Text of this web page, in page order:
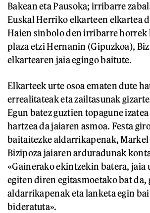
Bakean eta Pausoka; irribarre
Euskal Herriko elkarteen elkartea
Haien sinbolo den irribarre horrek
plaza etzi Hernanin (Gipuzkoa),
elkartearen jaia egingo baitute.
Elkarteek urte osoa ematen dute
errealitateak eta zailtasunak
Egun batez guztien topagune
hartzea da jaiaren asmoa. Festa
baitaitezke aldarrikapenak, Markel
Bizipoza jaiaren arduradunak
«Gainerako ekintzekin batera, jaia
egiten diren egitasmoetako bat da,
aldarrikapenak eta lanketa egin
bideratuta».